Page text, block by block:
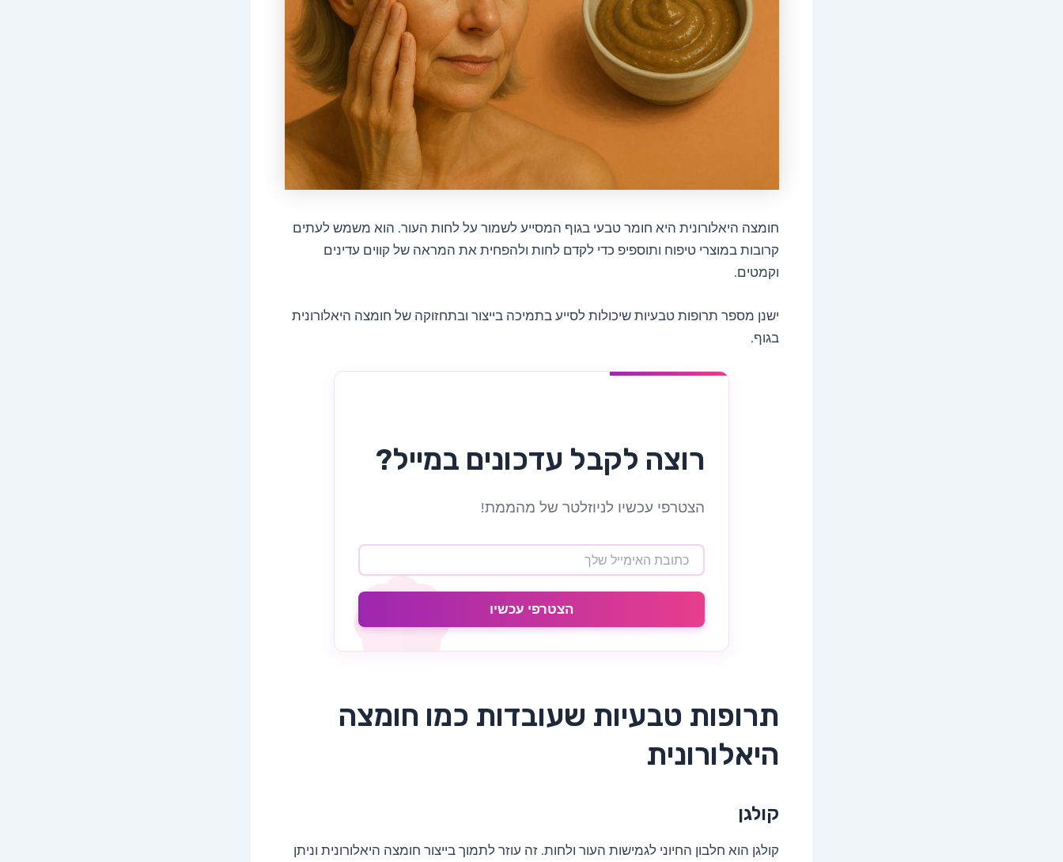
חומצה היאלורונית היא חומר טבעי בגוף המסייע לשמור על לחות העור. הוא משמש לעתים
קרובות במוצרי טיפוח ותוספיפ כדי לקדם לחות ולהפחית את המראה של קווים עדינים
וקמטים.
ישנן מספר תרופות טבעיות שיכולות לסייע בתמיכה בייצור ובתחזוקה של חומצה היאלורונית
בגוף.
רוצה לקבל עדכונים במייל?
הצטרפי עכשיו לניוזלטר של מהממת!
הצטרפי עכשיו
תרופות טבעיות שעובדות כמו חומצה
היאלורונית
קולגן
קולגן הוא חלבון החיוני לגמישות העור ולחות. זה עוזר לתמוך בייצור חומצה היאלורונית וניתן